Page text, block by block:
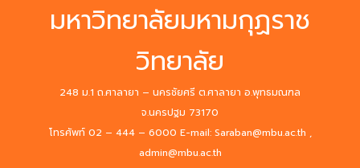
มหาวิทยาลัยมหามกุฏราช
วิทยาลัย
248 ม.1 ถ.ศาลายา – นครชัยศรี ต.ศาลายา อ.พุทธมณฑล
จ.นครปฐม 73170
โทรศัพท์ 02 – 444 – 6000 E-mail: Saraban@mbu.ac.th ,
admin@mbu.ac.th